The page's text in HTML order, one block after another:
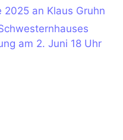
an Klaus Gruhn
am 2. Juni 18 Uhr